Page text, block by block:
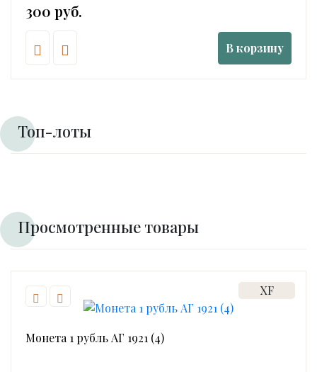
300 руб.
В корзину
Топ-лоты
Просмотренные товары
XF
Монета 1 рубль АГ 1921 (4)